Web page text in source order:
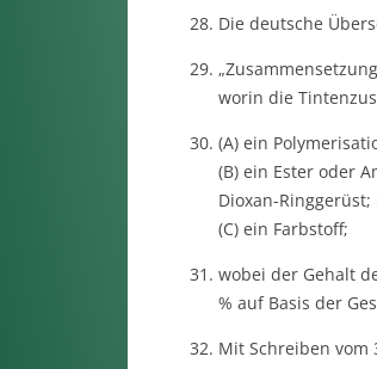
Die deutsche
worin die
(A) ein
(B) ein Ester oder
Dioxan-Ringgerüst;
(C) ein Farbstoff;
wobei der Gehalt
% auf Basis der
Mit Schreiben vom